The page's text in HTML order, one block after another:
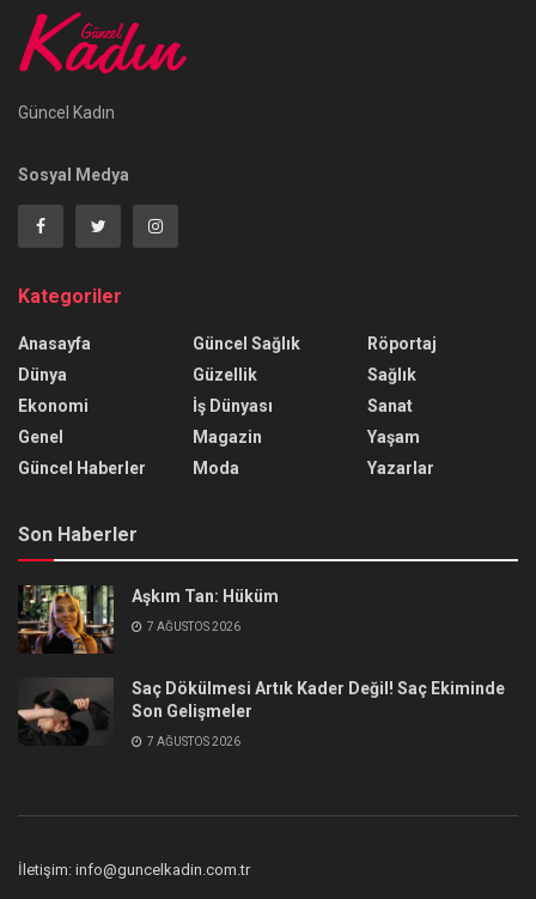
Güncel Kadın
Sosyal Medya
Kategoriler
Anasayfa
Dünya
Ekonomi
Genel
Güncel Haberler
Güncel Sağlık
Güzellik
İş Dünyası
Magazin
Moda
Röportaj
Sağlık
Sanat
Yaşam
Yazarlar
Son Haberler
Aşkım Tan: Hüküm
7 AĞUSTOS 2026
Saç Dökülmesi Artık Kader Değil! Saç Ekiminde
Son Gelişmeler
7 AĞUSTOS 2026
İletişim: info@guncelkadin.com.tr